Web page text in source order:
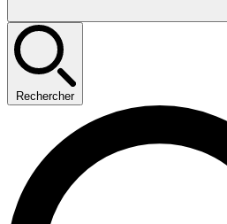
Rechercher